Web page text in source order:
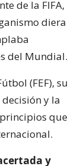
de la FIFA,
diera
del Mundial.
(FEF), su
y la
que
y